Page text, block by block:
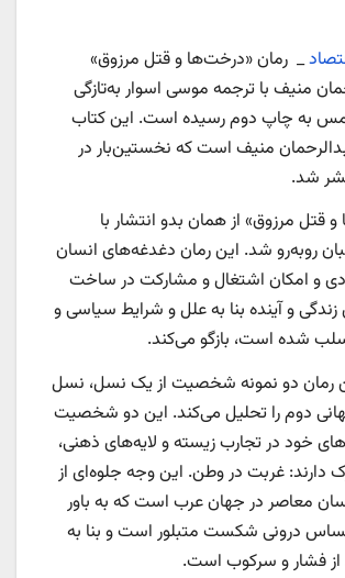
_ رمان «درخت‌ها و قتل مرزوق»
منیف با ترجمه موسی اسوار به‌تازگی
به چاپ دوم رسیده است. این کتاب
منیف است که نخستین‌بار در
قتل مرزوق» از همان بدو انتشار با
روبه‌رو شد. این رمان دغدغه‌های انسان
و امکان اشتغال و مشارکت در ساخت
و آینده بنا به علل و شرایط سیاسی و
سلب شده است، بازگو می‌کند.
رمان دو نمونه شخصیت از یک نسل، نسل
دوم را تحلیل می‌کند. این دو شخصیت
خود در تجارب زیسته و لایه‌های ذهنی،
غربت در وطن. این وجه جلوه‌ای از
معاصر در جهان عرب است که به باور
درونی شکست متبلور است و بنا به
از فشار و سرکوب است.